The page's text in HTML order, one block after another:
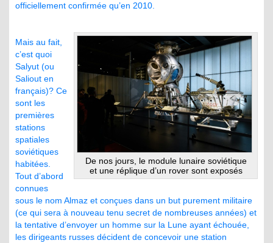
officiellement confirmée qu’en 2010.
De nos jours, le module lunaire soviétique
et une réplique d’un rover sont exposés
Mais au fait,
c’est quoi
Salyut (ou
Saliout en
français)? Ce
sont les
premières
stations
spatiales
soviétiques
habitées.
Tout d’abord
connues
sous le nom Almaz et conçues dans un but purement militaire
(ce qui sera à nouveau tenu secret de nombreuses années) et
la tentative d’envoyer un homme sur la Lune ayant échouée,
les dirigeants russes décident de concevoir une station